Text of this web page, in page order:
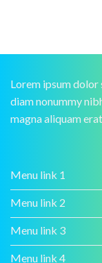
Lorem ipsum
diam nonummy
magna aliquam
Menu link 1
Menu link 2
Menu link 3
Menu link 4